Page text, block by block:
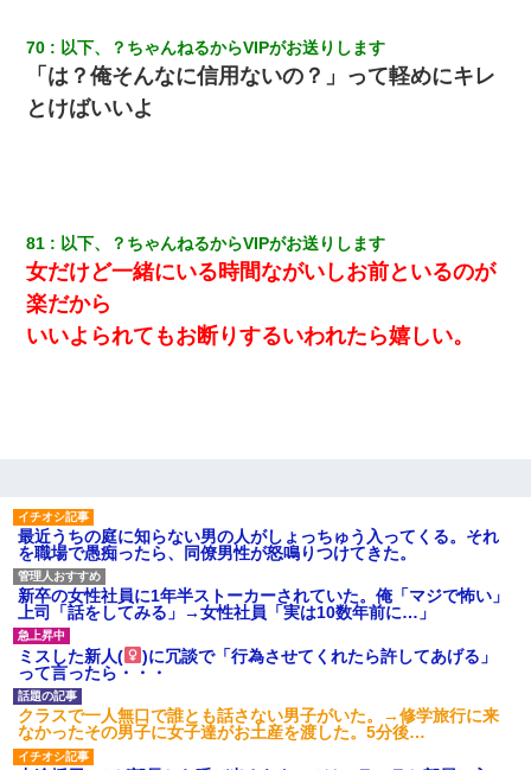
70 以下、？ちゃんねるからVIPがお送りします
「は？俺そんなに信用ないの？」って軽めにキレ
とけばいいよ
81 以下、？ちゃんねるからVIPがお送りします
女だけど一緒にいる時間ながいしお前といるのが
楽だから
いいよられてもお断りするいわれたら嬉しい。
最近うちの庭に知らない男の人がしょっちゅう入ってくる。それ
を職場で愚痴ったら、同僚男性が怒鳴りつけてきた。
新卒の女性社員に1年半ストーカーされていた。俺「マジで怖い」
上司「話をしてみる」→女性社員「実は10数年前に…」
ミスした新人(
)に冗談で「行為させてくれたら許してあげる」
って言ったら・・・
クラスで一人無口で誰とも話さない男子がいた。→修学旅行に来
なかったその男子に女子達がお土産を渡した。5分後…